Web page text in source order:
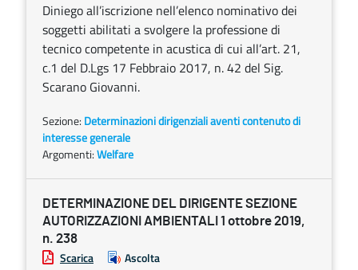
Diniego all’iscrizione nell’elenco nominativo dei
soggetti abilitati a svolgere la professione di
tecnico competente in acustica di cui all’art. 21,
c.1 del D.Lgs 17 Febbraio 2017, n. 42 del Sig.
Scarano Giovanni.
Sezione: Determinazioni dirigenziali aventi contenuto di
interesse generale
Argomenti:Welfare
DETERMINAZIONE DEL DIRIGENTE SEZIONE
AUTORIZZAZIONI AMBIENTALI 1 ottobre 2019,
n. 238
Scarica Ascolta